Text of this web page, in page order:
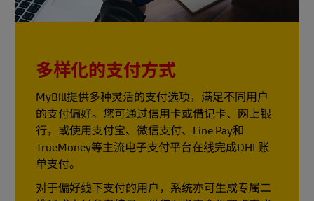
多样化的支付方式
MyBill提供多种灵活的支付选项，满足不同用户
的支付偏好。您可通过信用卡或借记卡、网上银
行，或使用支付宝、微信支付、Line Pay和
TrueMoney等主流电子支付平台在线完成DHL账
单支付。
对于偏好线下支付的用户，系统亦可生成专属二